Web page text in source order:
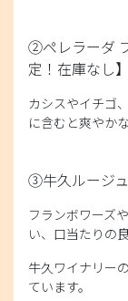
②ペレラーダ
定！在庫なし】
カシスやイチゴ
に含むと爽やか
③牛久ルージ
フランボワーズ
い、口当たりの
牛久ワイナリー
ています。